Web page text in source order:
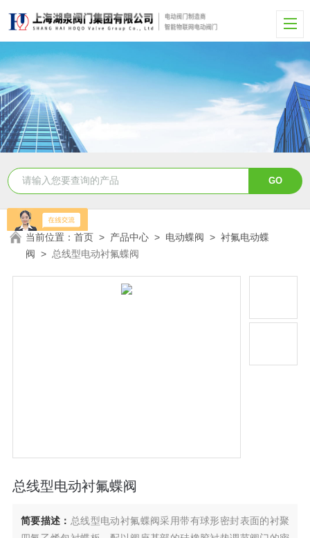
当前位置：首页 > 产品中心 > 电动蝶阀 >衬氟电动蝶
阀 > 总线型电动衬氟蝶阀
总线型电动衬氟蝶阀
简要描述： 总线型电动衬氟蝶阀采用带有球形密封表面的衬聚